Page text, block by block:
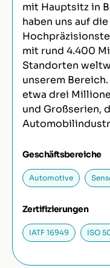
mit Hauptsitz in
haben uns auf
mit rund 4.400
Standorten
unserem
etwa drei
und Großserien,
Geschäftsbereiche
Automotive
Zertifizierungen
IATF 16949 ISO